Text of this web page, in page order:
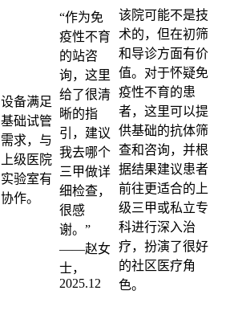
设备满足
基础试管
需求，与
上级医院
实验室有
协作。
“作为免
疫性不育
的站咨
询，这里
给了很清
晰的指
引，建议
我去哪个
三甲做详
细检查，
很感
谢。”
——赵女
士，
2025.12
该院可能不是技
术的，但在初筛
和导诊方面有价
值。对于怀疑免
疫性不育的患
者，这里可以提
供基础的抗体筛
查和咨询，并根
据结果建议患者
前往更适合的上
级三甲或私立专
科进行深入治
疗，扮演了很好
的社区医疗角
色。